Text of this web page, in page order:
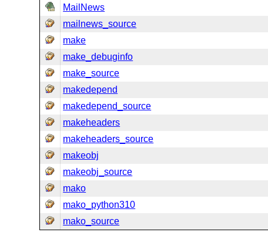
MailNews
mailnews_source
make
make_debuginfo
make_source
makedepend
makedepend_source
makeheaders
makeheaders_source
makeobj
makeobj_source
mako
mako_python310
mako_source